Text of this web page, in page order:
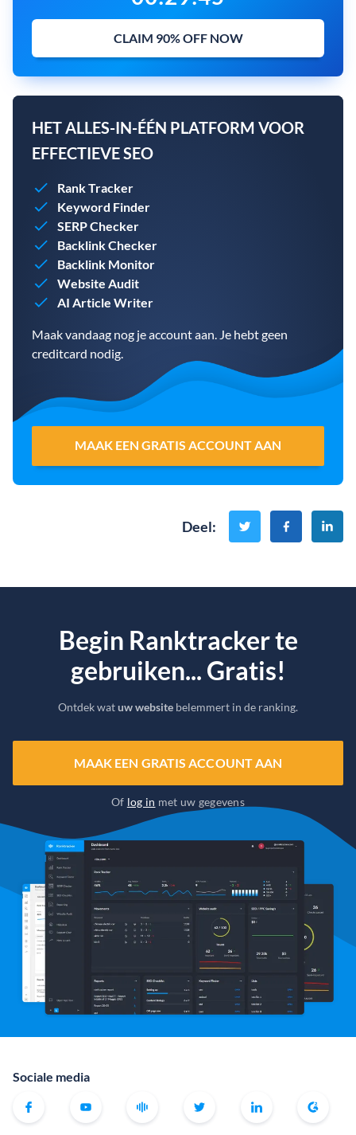
CLAIM 90% OFF NOW
HET ALLES-IN-ÉÉN PLATFORM VOOR
EFFECTIEVE SEO
Rank Tracker
Keyword Finder
SERP Checker
Backlink Checker
Backlink Monitor
Website Audit
AI Article Writer
Maak vandaag nog je account aan. Je hebt geen
creditcard nodig.
MAAK EEN GRATIS ACCOUNT AAN
Deel:
Begin Ranktracker te
gebruiken... Gratis!
Ontdek watuw website belemmert in de ranking.
MAAK EEN GRATIS ACCOUNT AAN
Of log in met uw gegevens
Sociale media